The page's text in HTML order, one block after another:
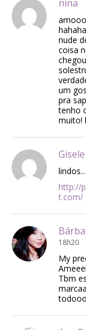
nina
nude
coisa
um
pra
tenho
muito!
Gisele
http://
t.com/
18h20
My
Tbm